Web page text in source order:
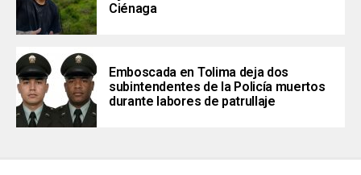
Ciénaga
Emboscada en Tolima deja dos
subintendentes de la Policía muertos
durante labores de patrullaje